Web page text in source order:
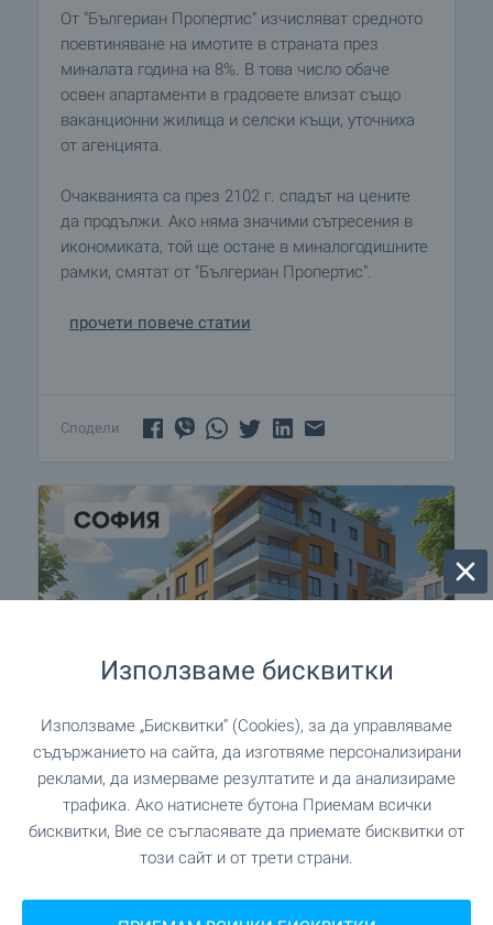
От "Бългериан Пропертис" изчисляват средното
поевтиняване на имотите в страната през
миналата година на 8%. В това число обаче
освен апартаменти в градовете влизат също
ваканционни жилища и селски къщи, уточниха
от агенцията.
Очакванията са през 2102 г. спадът на цените
да продължи. Ако няма значими сътресения в
икономиката, той ще остане в миналогодишните
рамки, смятат от "Бългериан Пропертис".
прочети повече статии
Сподели
Жилища ново строителство
в гр. София - нов дом или
инвестиция
година, а BULGARIAN PROPERTIES е лидер в
Използваме бисквитки
Използваме „Бисквитки“ (Cookies), за да управляваме
съдържанието на сайта, да изготвяме персонализирани
реклами, да измерваме резултатите и да анализираме
трафика. Ако натиснете бутона Приемам всички
бисквитки, Вие се съгласявате да приемате бисквитки от
този сайт и от трети страни.